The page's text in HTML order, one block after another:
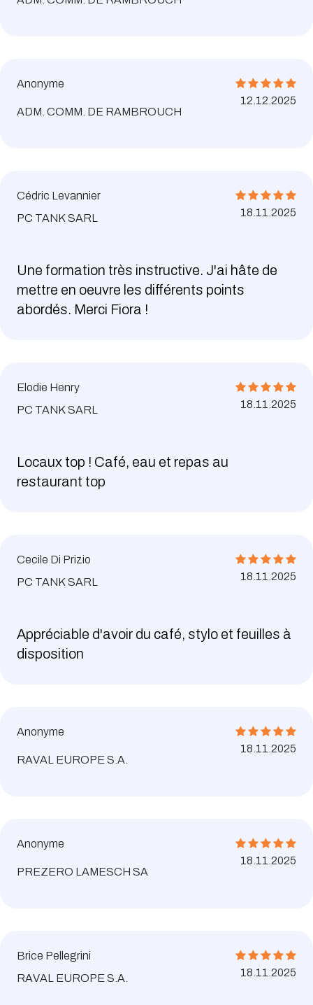
Anonyme
ADM. COMM. DE RAMBROUCH
12.12.2025
Cédric Levannier
PC TANK SARL
18.11.2025
Une formation très instructive. J'ai hâte de
mettre en oeuvre les différents points
abordés. Merci Fiora !
Elodie Henry
PC TANK SARL
18.11.2025
Locaux top ! Café, eau et repas au
restaurant top
Cecile Di Prizio
PC TANK SARL
18.11.2025
Appréciable d'avoir du café, stylo et feuilles à
disposition
Anonyme
RAVAL EUROPE S.A.
18.11.2025
Anonyme
PREZERO LAMESCH SA
18.11.2025
Brice Pellegrini
RAVAL EUROPE S.A.
18.11.2025